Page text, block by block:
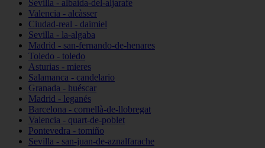
Sevilla - albaida-del-aljarafe
Valencia - alcàsser
Ciudad-real - daimiel
Sevilla - la-algaba
Madrid - san-fernando-de-henares
Toledo - toledo
Asturias - mieres
Salamanca - candelario
Granada - huéscar
Madrid - leganés
Barcelona - cornellà-de-llobregat
Valencia - quart-de-poblet
Pontevedra - tomiño
Sevilla - san-juan-de-aznalfarache